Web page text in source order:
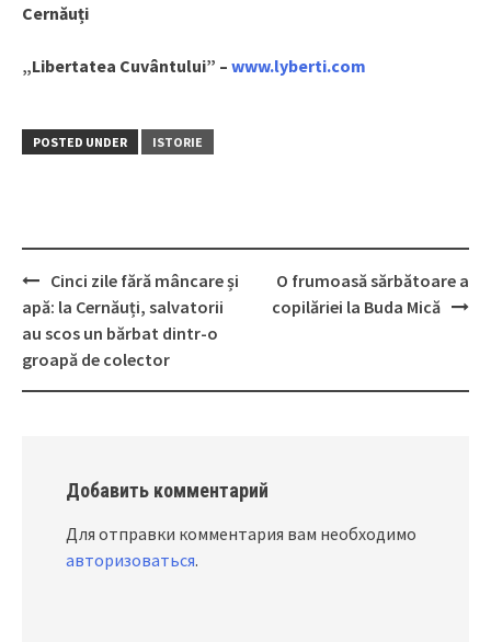
Cernăuți
„Libertatea Cuvântului” – www.lyberti.com
POSTED UNDER ISTORIE
Post
navigation
Cinci zile fără mâncare și
apă: la Cernăuți, salvatorii
au scos un bărbat dintr-o
groapă de colector
O frumoasă sărbătoare a
copilăriei la Buda Mică
Добавить комментарий
Для отправки комментария вам необходимо
авторизоваться.